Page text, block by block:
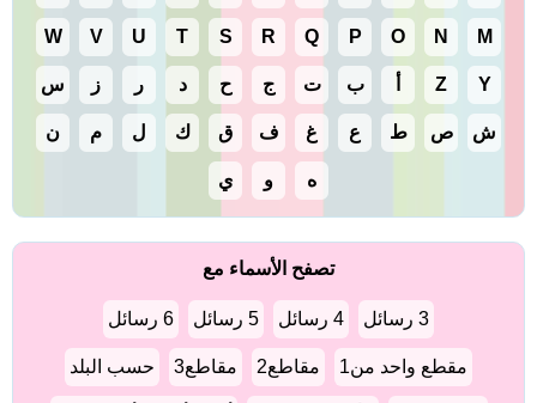
M
N
O
P
Q
R
S
T
U
V
W
Y
Z ب ت ج ح د ر ز س
ش ص ط ع غ ف ق ك ل م ن
ه و ي
تصفح الأسماء مع
3 رسائل 4 رسائل 5 رسائل 6 رسائل
مقطع واحد من1 مقاطع2 مقاطع3 حسب البلد